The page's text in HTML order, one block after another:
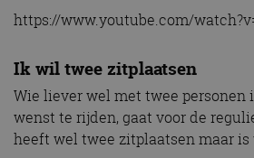
https://www.youtube.com/
Ik wil twee zitplaatsen
Wie liever wel met twee personen
wenst te rijden, gaat voor de
heeft wel twee zitplaatsen maar